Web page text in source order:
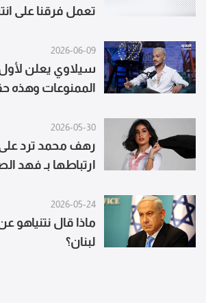
تعمل فرقنا على
المكان لحماية
2026-06-09
سيلاوي يعلن
الممنوعات وهذه
2026-05-30
رهف محمد ترد
ارتباطها بـ فهد
2026-05-24
ماذا قال نتنياهو
لبنان؟